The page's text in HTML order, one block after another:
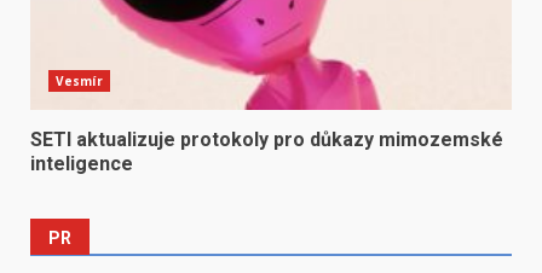
Vesmír
SETI aktualizuje protokoly pro důkazy mimozemské
inteligence
PR